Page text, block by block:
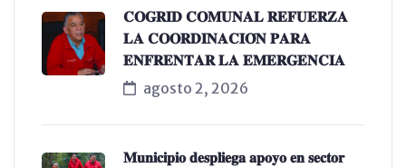
𝐂𝐎𝐆𝐑𝐈𝐃 𝐂𝐎𝐌𝐔𝐍𝐀𝐋 𝐑𝐄𝐅𝐔𝐄𝐑𝐙𝐀
𝐋𝐀 𝐂𝐎𝐎𝐑𝐃𝐈𝐍𝐀𝐂𝐈𝐎́𝐍 𝐏𝐀𝐑𝐀
𝐄𝐍𝐅𝐑𝐄𝐍𝐓𝐀𝐑 𝐋𝐀 𝐄𝐌𝐄𝐑𝐆𝐄𝐍𝐂𝐈𝐀
agosto 2, 2026
𝐌𝐮𝐧𝐢𝐜𝐢𝐩𝐢𝐨 𝐝𝐞𝐬𝐩𝐥𝐢𝐞𝐠𝐚 𝐚𝐩𝐨𝐲𝐨 𝐞𝐧 𝐬𝐞𝐜𝐭𝐨𝐫